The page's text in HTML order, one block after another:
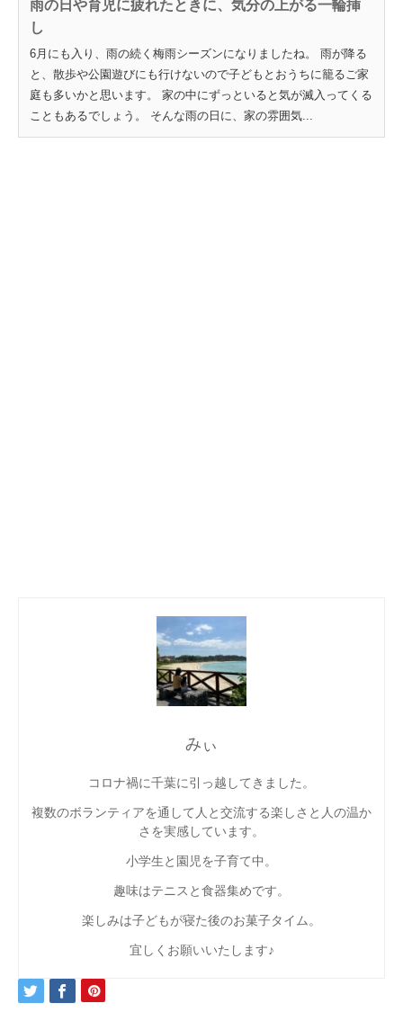
雨の日や育児に疲れたときに、気分の上がる一輪挿
し
6月にも入り、雨の続く梅雨シーズンになりましたね。 雨が降る
と、散歩や公園遊びにも行けないので子どもとおうちに籠るご家
庭も多いかと思います。 家の中にずっといると気が滅入ってくる
こともあるでしょう。 そんな雨の日に、家の雰囲気...
みぃ
コロナ禍に千葉に引っ越してきました。
複数のボランティアを通して人と交流する楽しさと人の温か
さを実感しています。
小学生と園児を子育て中。
趣味はテニスと食器集めです。
楽しみは子どもが寝た後のお菓子タイム。
宜しくお願いいたします♪